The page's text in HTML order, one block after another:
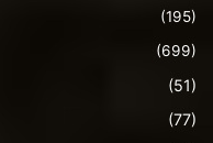
(195)
(699)
(51)
(77)